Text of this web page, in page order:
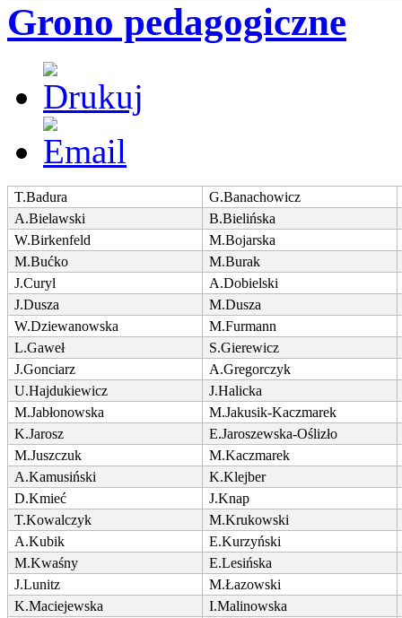
Grono pedagogiczne
T.Badura
G.Banachowicz
A.Bielawski
B.Bielińska
W.Birkenfeld
M.Bojarska
M.Bućko
M.Burak
J.Curyl
A.Dobielski
J.Dusza
M.Dusza
W.Dziewanowska
M.Furmann
L.Gaweł
S.Gierewicz
J.Gonciarz
A.Gregorczyk
U.Hajdukiewicz
J.Halicka
M.Jabłonowska
M.Jakusik-Kaczmarek
K.Jarosz
E.Jaroszewska-Oślizło
M.Juszczuk
M.Kaczmarek
A.Kamusiński
K.Klejber
D.Kmieć
J.Knap
T.Kowalczyk
M.Krukowski
A.Kubik
E.Kurzyński
M.Kwaśny
E.Lesińska
J.Lunitz
M.Łazowski
K.Maciejewska
I.Malinowska